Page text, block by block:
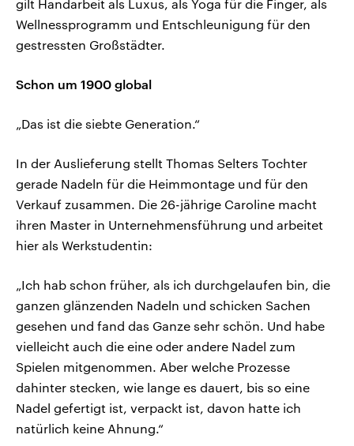
gilt Handarbeit als Luxus, als Yoga für die Finger, als
Wellnessprogramm und Entschleunigung für den
gestressten Großstädter.
Schon um 1900 global
„Das ist die siebte Generation.“
In der Auslieferung stellt Thomas Selters Tochter
gerade Nadeln für die Heimmontage und für den
Verkauf zusammen. Die 26-jährige Caroline macht
ihren Master in Unternehmensführung und arbeitet
hier als Werkstudentin:
„Ich hab schon früher, als ich durchgelaufen bin, die
ganzen glänzenden Nadeln und schicken Sachen
gesehen und fand das Ganze sehr schön. Und habe
vielleicht auch die eine oder andere Nadel zum
Spielen mitgenommen. Aber welche Prozesse
dahinter stecken, wie lange es dauert, bis so eine
Nadel gefertigt ist, verpackt ist, davon hatte ich
natürlich keine Ahnung.“